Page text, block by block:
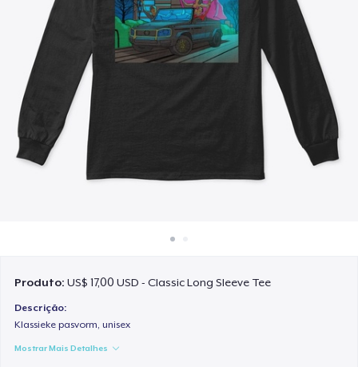
Venda em todo lugar
Produto:US$ 17,00 USD - Classic Long Sleeve Tee
Descrição:
Klassieke pasvorm, unisex
Mostrar Mais Detalhes